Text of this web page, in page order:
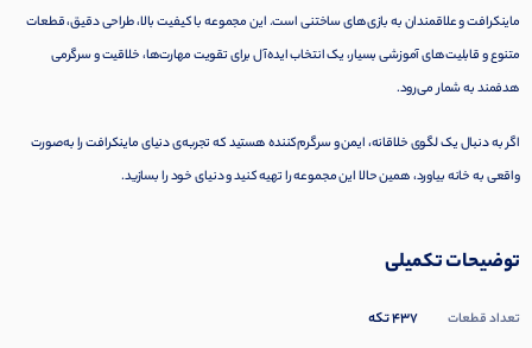
ماینکرافت و علاقمندان به بازی‌های ساختنی است. این مجموعه با کیفیت بالا، طراحی دقیق، قطعات
متنوع و قابلیت‌های آموزشی بسیار، یک انتخاب ایده‌آل برای تقویت مهارت‌ها، خلاقیت و سرگرمی
هدفمند به شمار می‌رود.
اگر به دنبال یک لگوی خلاقانه، ایمن و سرگرم‌کننده هستید که تجربه‌ی دنیای ماینکرافت را به‌صورت
واقعی به خانه بیاورد، همین حالا این مجموعه را تهیه کنید و دنیای خود را بسازید.
توضیحات تکمیلی
تعداد قطعات ۴۳۷ تکه